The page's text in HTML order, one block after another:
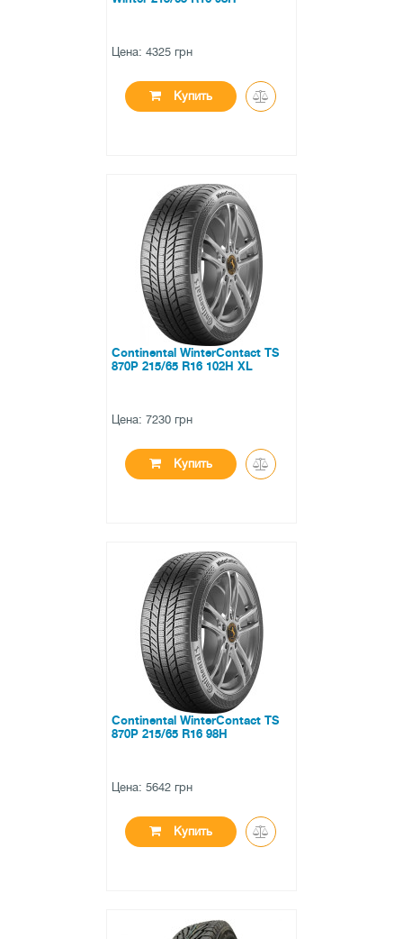
Цена: 4325 грн
Купить
есть в наличии
0 отзывов
Continental WinterContact TS
870P 215/65 R16 102H XL
Цена: 7230 грн
Купить
есть в наличии
0 отзывов
Continental WinterContact TS
870P 215/65 R16 98H
Цена: 5642 грн
Купить
есть в наличии